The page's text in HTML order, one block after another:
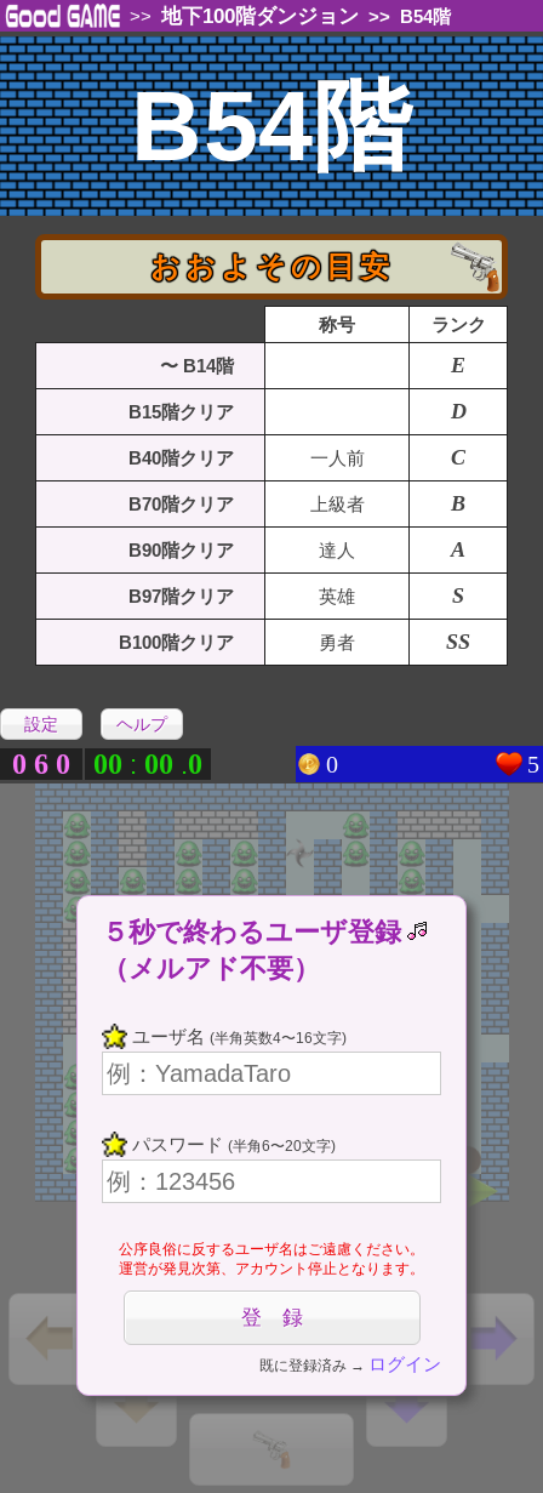
>> 地下100階ダンジョン >> B54階
B54階
おおよその目安
称号
ランク
〜 B14階
E
B15階クリア D
B40階クリア 一人前 C
B70階クリア 上級者 B
B90階クリア 達人 A
B97階クリア 英雄 S
B100階クリア 勇者 SS
設定 ヘルプ
0 6 0 00 : 00 .0 0 5
５秒で終わるユーザ登録
（メルアド不要）
ユーザ名 (半角英数4〜16文字)
パスワード (半角6〜20文字)
公序良俗に反するユーザ名はご遠慮ください。
運営が発見次第、アカウント停止となります。
既に登録済み → ログイン